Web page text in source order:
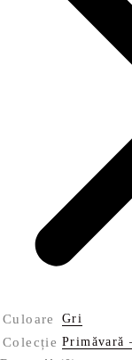
Culoare Gri
Colecție Primăvară